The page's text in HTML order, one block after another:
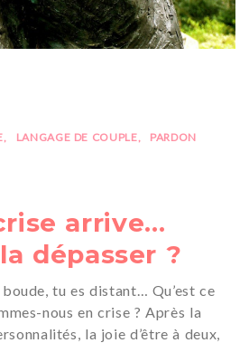
LANGAGE DE COUPLE
PARDON
arrive…
dépasser ?
tu es distant… Qu’est ce
nous en crise ? Après la
la joie d’être à deux,